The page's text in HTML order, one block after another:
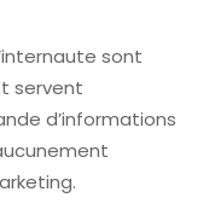
sont
servent
d’informations